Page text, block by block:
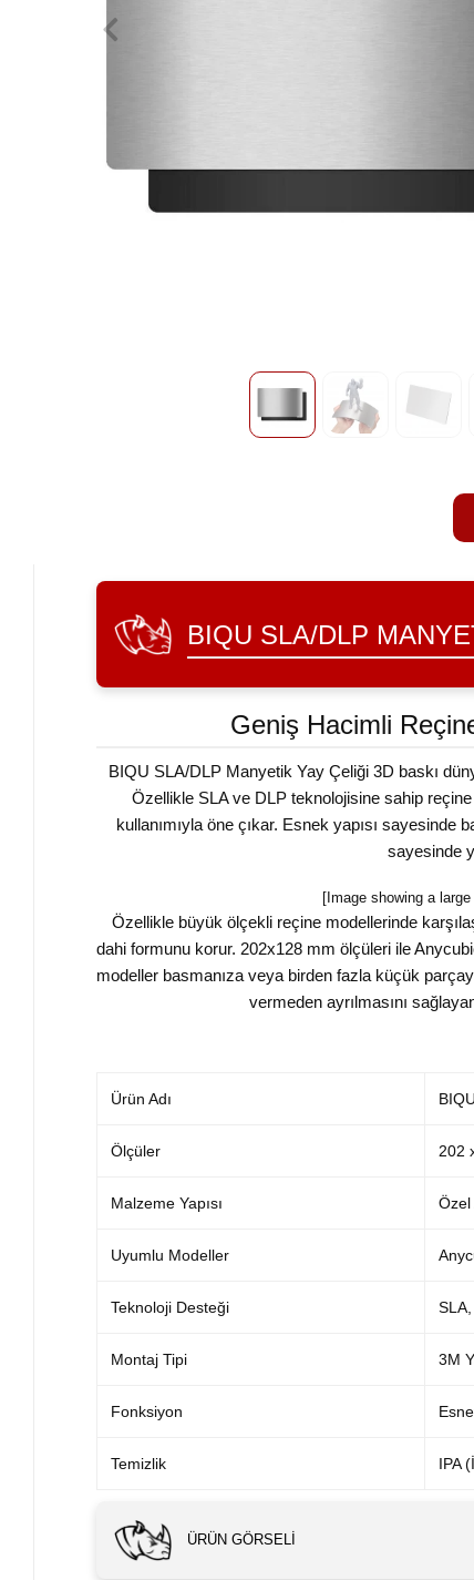
BIQU SLA/DLP
Geniş Hacimli
BIQU SLA/DLP Manyetik Yay Çeliği 3D baskı
Özellikle SLA ve DLP teknolojisine sahip
kullanımıyla öne çıkar. Esnek yapısı sayesinde
sayesinde
[Image showing a
Özellikle büyük ölçekli reçine modellerinde
dahi formunu korur. 202x128 mm ölçüleri ile
modeller basmanıza veya birden fazla küçük
vermeden ayrılmasını
Ürün Adı
Ölçüler 202
Malzeme Yapısı Özel
Uyumlu Modeller
Teknoloji Desteği
Montaj Tipi 3M
Fonksiyon
Temizlik IPA
ÜRÜN GÖRSELI